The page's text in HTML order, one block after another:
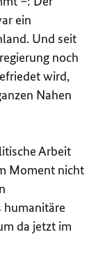
ein
Und seit
noch
wird,
Nahen
Arbeit
Moment nicht
humanitäre
da jetzt im